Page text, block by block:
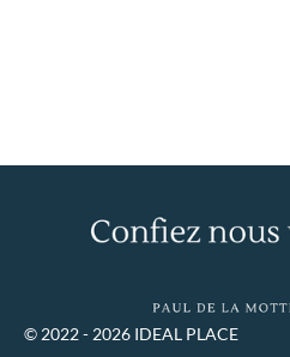
© 2022 - 2026 IDEAL PLACE